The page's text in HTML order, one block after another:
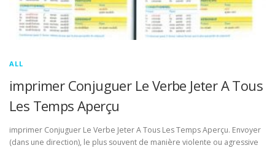
ALL
imprimer Conjuguer Le Verbe Jeter A Tous
Les Temps Aperçu
imprimer Conjuguer Le Verbe Jeter A Tous Les Temps Aperçu. Envoyer
(dans une direction), le plus souvent de manière violente ou agressive